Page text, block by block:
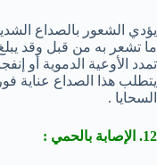
يؤدي الشعور بالصداع
ما تشعر به من قبل وقد
تمدد الأوعية الدموية أو
يتطلب هذا الصداع عناية
السحايا .
12. الإصابة بالحمي :